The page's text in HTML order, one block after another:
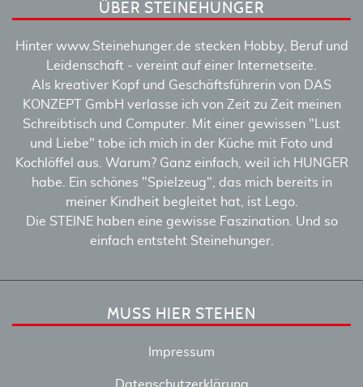
ÜBER STEINEHUNGER
Hinter www.Steinehunger.de stecken Hobby, Beruf und
Leidenschaft - vereint auf einer Internetseite.
Als kreativer Kopf und Geschäftsführerin von DAS
KONZEPT GmbH verlasse ich von Zeit zu Zeit meinen
Schreibtisch und Computer. Mit einer gewissen "Lust
und Liebe" tobe ich mich in der Küche mit Foto und
Kochlöffel aus. Warum? Ganz einfach, weil ich HUNGER
habe. Ein schönes "Spielzeug", das mich bereits in
meiner Kindheit begleitet hat, ist Lego.
Die STEINE haben eine gewisse Faszination. Und so
einfach entsteht Steinehunger.
MUSS HIER STEHEN
Impressum